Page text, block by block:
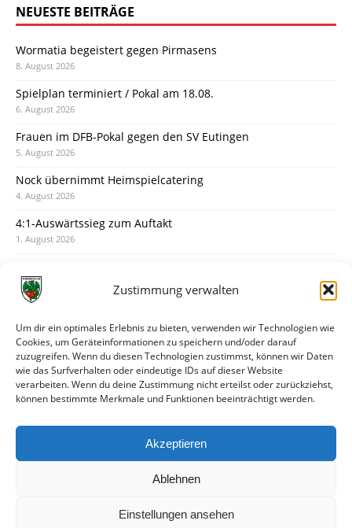
Zustimmung verwalten
Um dir ein optimales Erlebnis zu bieten, verwenden wir Technologien wie
Cookies, um Geräteinformationen zu speichern und/oder darauf
zuzugreifen. Wenn du diesen Technologien zustimmst, können wir Daten
wie das Surfverhalten oder eindeutige IDs auf dieser Website
verarbeiten. Wenn du deine Zustimmung nicht erteilst oder zurückziehst,
können bestimmte Merkmale und Funktionen beeinträchtigt werden.
Akzeptieren
Ablehnen
Einstellungen ansehen
NEUESTE BEITRÄGE
Wormatia begeistert gegen Pirmasens
8. August 2026
Spielplan terminiert / Pokal am 18.08.
6. August 2026
Frauen im DFB-Pokal gegen den SV Eutingen
5. August 2026
Nock übernimmt Heimspielcatering
4. August 2026
4:1-Auswärtssieg zum Auftakt
1. August 2026
31. Juli 2026
30. Juli 2026
Deine Spielminute: 89+1
28. Juli 2026
Neuer Rückensponsor
Neue Podcast-Folge: So tickt Björn!
27. Juli 2026